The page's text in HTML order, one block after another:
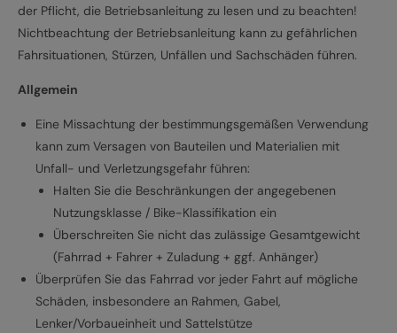
der Pflicht, die Betriebsanleitung zu lesen und zu beachten!
Nichtbeachtung der Betriebsanleitung kann zu gefährlichen
Fahrsituationen, Stürzen, Unfällen und Sachschäden führen.
Allgemein
Eine Missachtung der bestimmungsgemäßen Verwendung
kann zum Versagen von Bauteilen und Materialien mit
Unfall- und Verletzungsgefahr führen:
Halten Sie die Beschränkungen der angegebenen
Nutzungsklasse / Bike-Klassifikation ein
Überschreiten Sie nicht das zulässige Gesamtgewicht
(Fahrrad + Fahrer + Zuladung + ggf. Anhänger)
Überprüfen Sie das Fahrrad vor jeder Fahrt auf mögliche
Schäden, insbesondere an Rahmen, Gabel,
Lenker/Vorbaueinheit und Sattelstütze